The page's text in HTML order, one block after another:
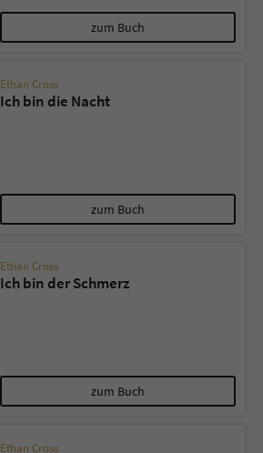
zum Buch
Ethan Cross
Ich bin die Nacht
zum Buch
Ethan Cross
Ich bin der Schmerz
zum Buch
Ethan Cross